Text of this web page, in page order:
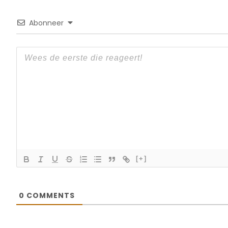
Abonneer
[+]
0 COMMENTS